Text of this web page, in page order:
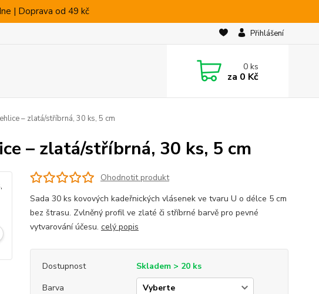
| Doprava od 49 kč
Přihlášení
0ks
za 0 Kč
– zlatá/stříbrná, 30 ks, 5 cm
– zlatá/stříbrná, 30 ks, 5 cm
Ohodnotit produkt
Sada 30 ks kovových kadeřnických vlásenek ve tvaru U o délce 5 cm
bez štrasu. Zvlněný profil ve zlaté či stříbrné barvě pro pevné
vytvarování účesu. celý popis
Dostupnost
Skladem > 20 ks
Barva